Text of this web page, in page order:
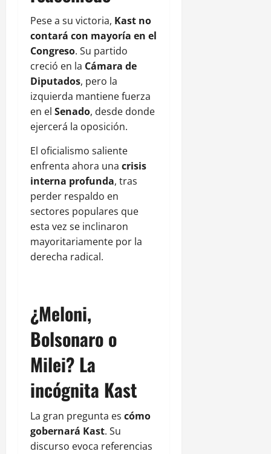
Pese a su victoria, Kast no
contará con mayoría en el
Congreso. Su partido
creció en la Cámara de
Diputados, pero la
izquierda mantiene fuerza
en el Senado, desde donde
ejercerá la oposición.
El oficialismo saliente
enfrenta ahora una crisis
interna profunda, tras
perder respaldo en
sectores populares que
esta vez se inclinaron
mayoritariamente por la
derecha radical.
¿Meloni,
Bolsonaro o
Milei? La
incógnita Kast
La gran pregunta es cómo
gobernará Kast. Su
discurso evoca referencias